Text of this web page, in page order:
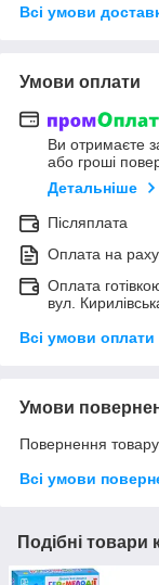
Всі умови
Умови оплати
Ви отримаєте
або гроші
Детальніше
Післяплата
Оплата на
Оплата
вул.
Всі умови оплати
Умови
Повернення
Всі умови
Подібні товари